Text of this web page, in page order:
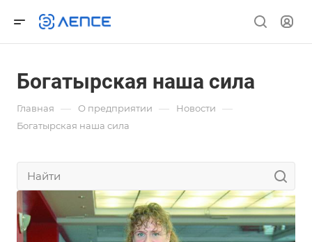
Богатырская наша сила
Главная — О предприятии — Новости —
Богатырская наша сила